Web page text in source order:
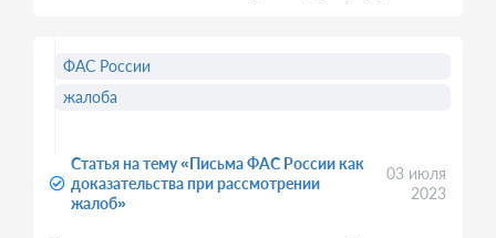
Статья на тему «Письма ФАС России как
доказательства при рассмотрении
жалоб»
03 июля
2023
ФАС России
жалоба